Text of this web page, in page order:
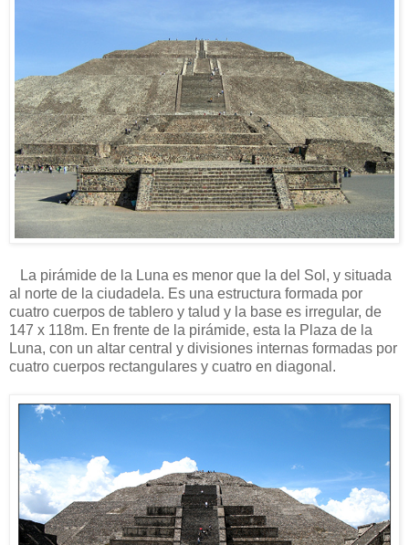
La pirámide de la Luna es menor que la del Sol, y situada
al norte de la ciudadela. Es una estructura formada por
cuatro cuerpos de tablero y talud y la base es irregular, de
147 x 118m. En frente de la pirámide, esta la Plaza de la
Luna, con un altar central y divisiones internas formadas por
cuatro cuerpos rectangulares y cuatro en diagonal.